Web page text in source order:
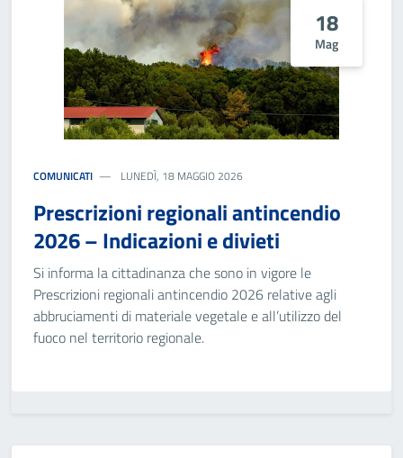
18
Mag
COMUNICATI LUNEDÌ, 18 MAGGIO 2026
Prescrizioni regionali antincendio
2026 – Indicazioni e divieti
Si informa la cittadinanza che sono in vigore le
Prescrizioni regionali antincendio 2026 relative agli
abbruciamenti di materiale vegetale e all’utilizzo del
fuoco nel territorio regionale.